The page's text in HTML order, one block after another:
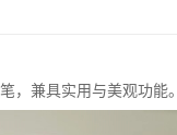
，兼具实用与美观功能。